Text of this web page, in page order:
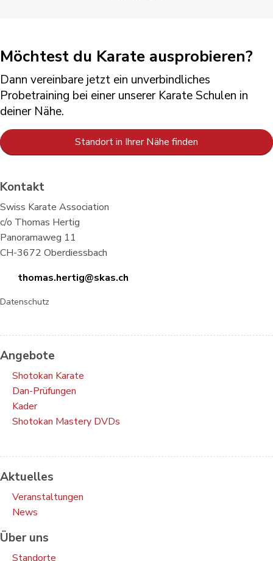
Möchtest du Karate ausprobieren?
Dann vereinbare jetzt ein unverbindliches
Probetraining bei einer unserer Karate Schulen in
deiner Nähe.
Standort in Ihrer Nähe finden
Kontakt
Swiss Karate Association
c/o Thomas Hertig
Panoramaweg 11
CH-3672 Oberdiessbach
thomas.hertig@skas.ch
Datenschutz
Angebote
Shotokan Karate
Dan-Prüfungen
Kader
Shotokan Mastery DVDs
Aktuelles
Veranstaltungen
News
Über uns
Standorte